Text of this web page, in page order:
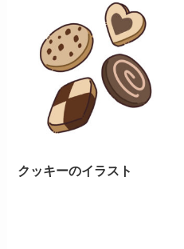
クッキーのイラスト